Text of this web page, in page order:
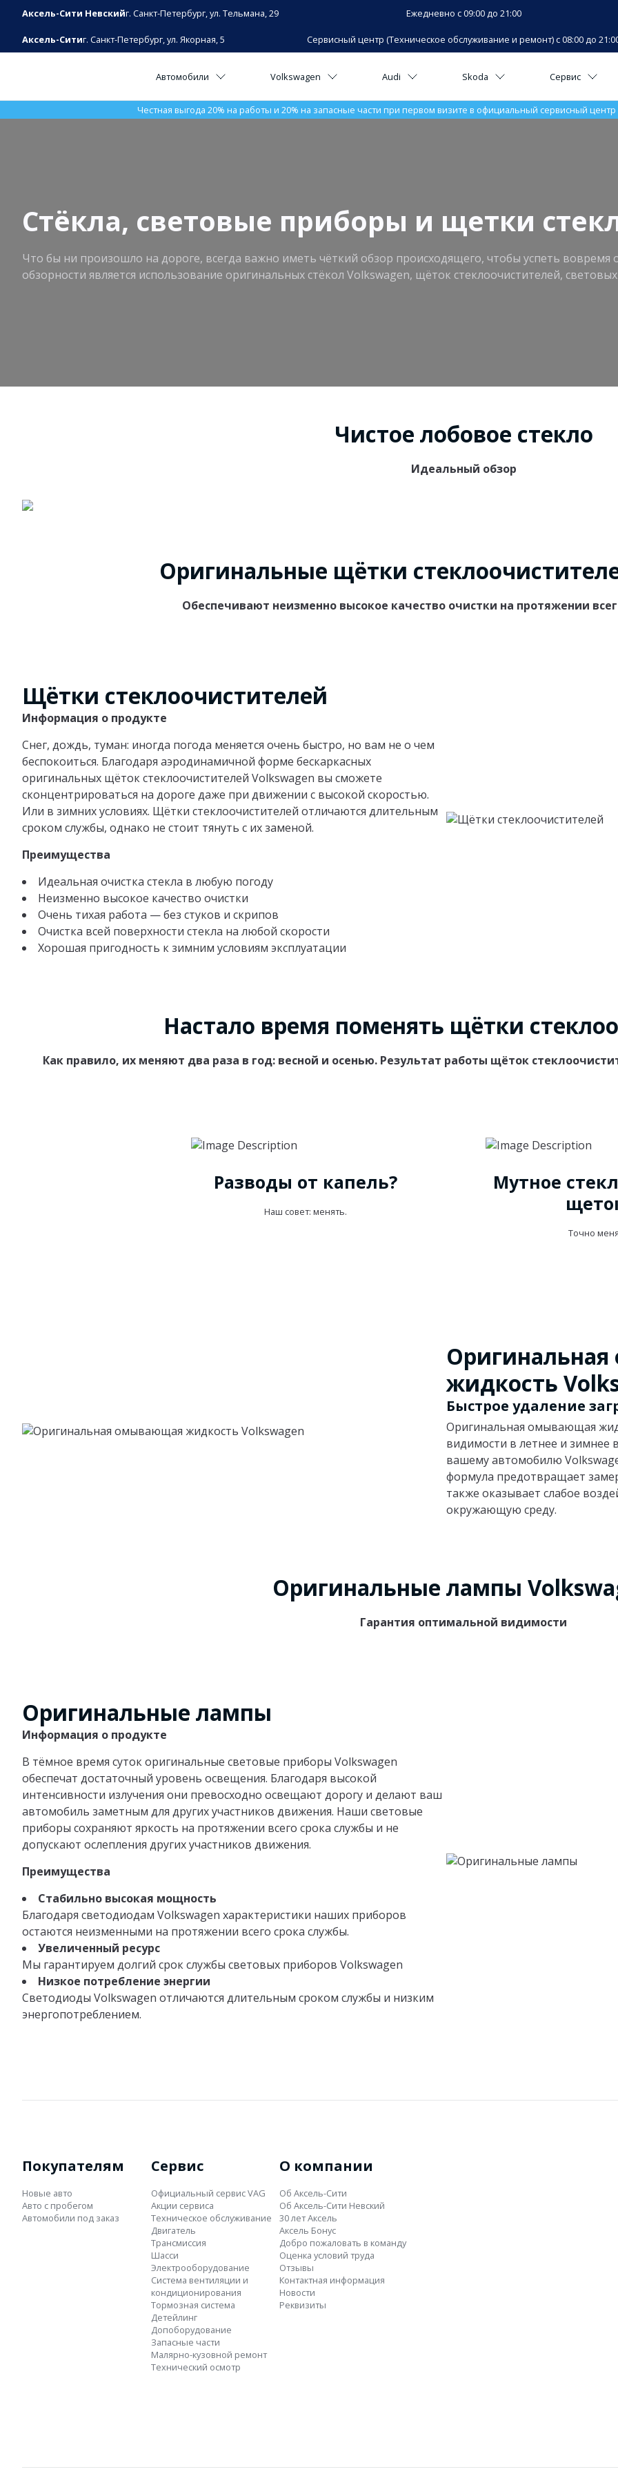
Аксель-Сити Невскийг. Санкт-Петербург, ул. Тельмана, 29 Ежедневно с 09:00 до 21:00
Аксель-Ситиг. Санкт-Петербург, ул. Якорная, 5 Сервисный центр (Техническое обслуживание и ремонт) с 08:00 до
Автомобили Volkswagen Audi Skoda Сервис
Честная выгода 20% на работы и 20% на запасные части при первом визите в официальный сервисный
Стёкла, световые приборы и щетки
Что бы ни произошло на дороге, всегда важно иметь чёткий обзор происходящего, чтобы успеть вовремя
обзорности является использование оригинальных стёкол Volkswagen, щёток стеклоочистителей,
Чистое лобовое стекло
Идеальный обзор
Оригинальные щётки
Обеспечивают неизменно высокое качество очистки на протяжении
Щётки стеклоочистителей
Информация о продукте
Снег, дождь, туман: иногда погода меняется очень быстро, но вам не о чем
беспокоиться. Благодаря аэродинамичной форме бескаркасных
оригинальных щёток стеклоочистителей Volkswagen вы сможете
сконцентрироваться на дороге даже при движении с высокой скоростью.
Или в зимних условиях. Щётки стеклоочистителей отличаются длительным
сроком службы, однако не стоит тянуть с их заменой.
Преимущества
Идеальная очистка стекла в любую погоду
Неизменно высокое качество очистки
Очень тихая работа — без стуков и скрипов
Очистка всей поверхности стекла на любой скорости
Хорошая пригодность к зимним условиям эксплуатации
Настало время поменять щётки
Как правило, их меняют два раза в год: весной и осенью. Результат работы щёток
Разводы от капель?
Наш совет: менять.
Мутное
Точно
жидкость
Быстрое удаление
Оригинальная омывающая
видимости в летнее и зимнее
вашему автомобилю
формула предотвращает
также оказывает слабое
окружающую среду.
Оригинальные лампы
Гарантия оптимальной видимости
Оригинальные лампы
Информация о продукте
В тёмное время суток оригинальные световые приборы Volkswagen
обеспечат достаточный уровень освещения. Благодаря высокой
интенсивности излучения они превосходно освещают дорогу и делают ваш
автомобиль заметным для других участников движения. Наши световые
приборы сохраняют яркость на протяжении всего срока службы и не
допускают ослепления других участников движения.
Преимущества
Стабильно высокая мощность
Благодаря светодиодам Volkswagen характеристики наших приборов
остаются неизменными на протяжении всего срока службы.
Увеличенный ресурс
Мы гарантируем долгий срок службы световых приборов Volkswagen
Низкое потребление энергии
Светодиоды Volkswagen отличаются длительным сроком службы и низким
энергопотреблением.
Покупателям
Новые авто
Авто с пробегом
Автомобили под заказ
Сервис
Официальный сервис VAG
Акции сервиса
Техническое обслуживание
Двигатель
Трансмиссия
Шасси
Электрооборудование
Система вентиляции и
кондиционирования
Тормозная система
Детейлинг
Допоборудование
Запасные части
Малярно-кузовной ремонт
Технический осмотр
О компании
Об Аксель-Сити
Об Аксель-Сити Невский
30 лет Аксель
Аксель Бонус
Добро пожаловать в команду
Оценка условий труда
Отзывы
Контактная информация
Новости
Реквизиты